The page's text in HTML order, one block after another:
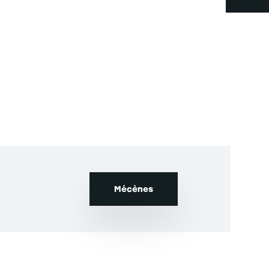
Coralie HALLER
Mécènes